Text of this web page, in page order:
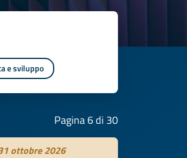
e sviluppo
Pagina 6 di 30
ottobre 2026